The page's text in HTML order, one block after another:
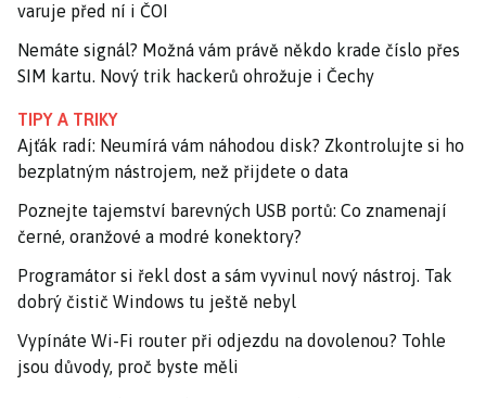
varuje před ní i ČOI
Nemáte signál? Možná vám právě někdo krade číslo přes
SIM kartu. Nový trik hackerů ohrožuje i Čechy
TIPY A TRIKY
Ajťák radí: Neumírá vám náhodou disk? Zkontrolujte si ho
bezplatným nástrojem, než přijdete o data
Poznejte tajemství barevných USB portů: Co znamenají
černé, oranžové a modré konektory?
Programátor si řekl dost a sám vyvinul nový nástroj. Tak
dobrý čistič Windows tu ještě nebyl
Vypínáte Wi-Fi router při odjezdu na dovolenou? Tohle
jsou důvody, proč byste měli